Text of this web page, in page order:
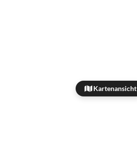
Kartenansicht